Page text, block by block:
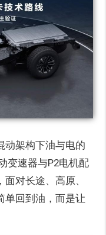
动架构下油与电的
变速器与P2电机配
对长途、高原、
单回到油，而是让